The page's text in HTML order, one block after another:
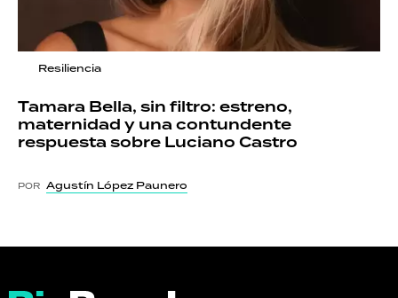
Resiliencia
Tamara Bella, sin filtro: estreno,
maternidad y una contundente
respuesta sobre Luciano Castro
POR Agustín López Paunero